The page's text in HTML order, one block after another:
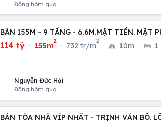
Đăng hôm qua
BÁN 155M - 9 TẦNG - 6.6M.MẶT TIỀN. MẶT
114 tỷ · 155m
2
· 732 tr/m
2
· 10m · 1
Nguyễn Đức Hải
Đăng hôm qua
BÁN TÒA NHÀ VÍP NHẤT - TRỊNH VĂN BÔ.